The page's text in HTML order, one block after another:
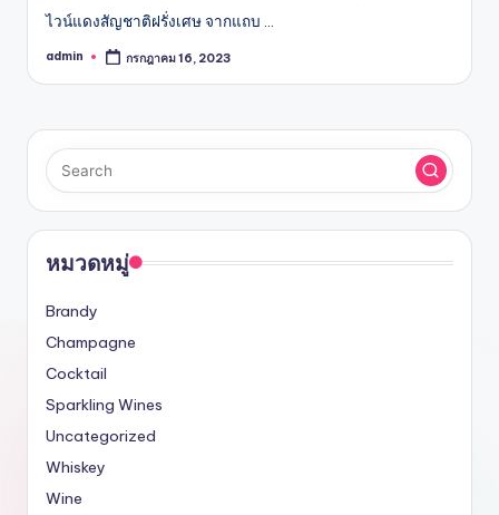
ไวน์แดงสัญชาติฝรั่งเศษ จากแถบ …
Posted
admin กรกฎาคม 16, 2023
หมวดหมู่
Brandy
Champagne
Cocktail
Sparkling Wines
Uncategorized
Whiskey
Wine